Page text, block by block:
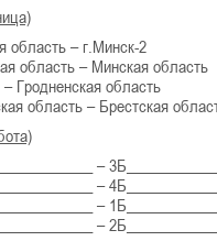
область – г.Минск-2
область – Минская область
Гродненская область
область – Брестская
–
–
–
–